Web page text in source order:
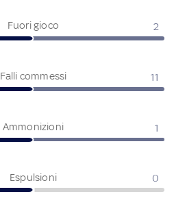
Fuori gioco 2
Falli commessi 11
Ammonizioni 1
Espulsioni 0